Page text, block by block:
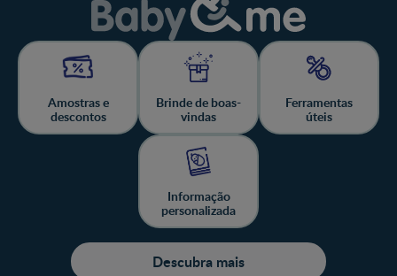
Amostras e
descontos
Brinde de boas-
vindas
Ferramentas
úteis
Informação
personalizada
Descubra mais